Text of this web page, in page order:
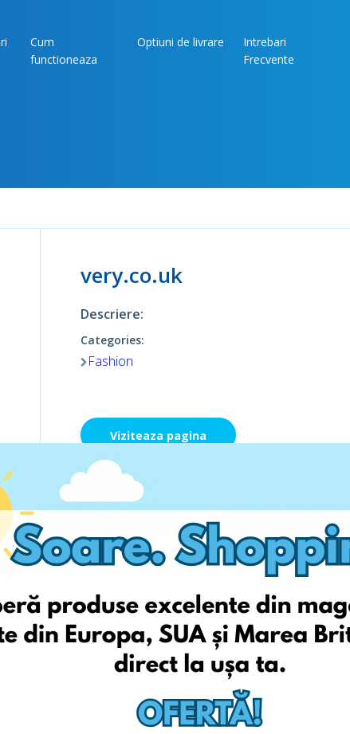
Cum
functioneaza
Optiuni de livrare
Intrebari
Frecvente
very.co.uk
Descriere:
Categories:
Fashion
Viziteaza pagina